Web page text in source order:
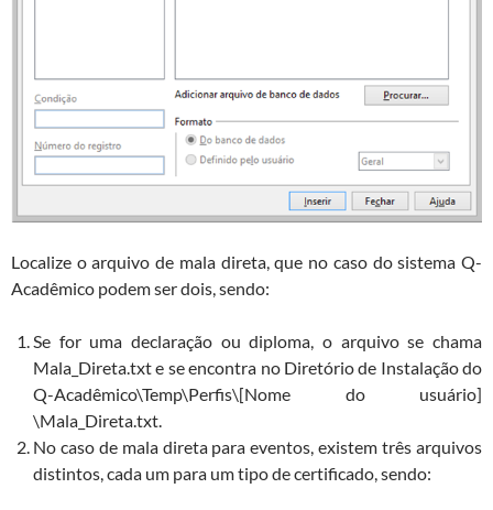
Localize o arquivo de mala direta, que no caso do sistema Q-
Acadêmico podem ser dois, sendo:
Se for uma declaração ou diploma, o arquivo se chama
Mala_Direta.txt e se encontra no Diretório de Instalação do
Q-Acadêmico\Temp\Perfis\[Nome do usuário]
\Mala_Direta.txt.
No caso de mala direta para eventos, existem três arquivos
distintos, cada um para um tipo de certificado, sendo: